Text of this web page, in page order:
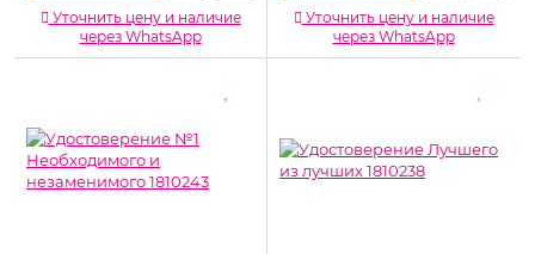
Уточнить цену и наличие
через WhatsApp
Уточнить цену и наличие
через WhatsApp